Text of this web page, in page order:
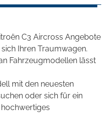
C3 Aircross Angebote
Ihren Traumwagen.
Fahrzeugmodellen lässt
mit den neuesten
oder sich für ein